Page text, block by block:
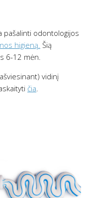
pašalinti odontologijos
higieną. Šią
6-12 mėn.
vidinį
čia.